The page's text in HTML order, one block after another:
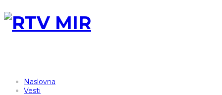
Naslovna
Vesti